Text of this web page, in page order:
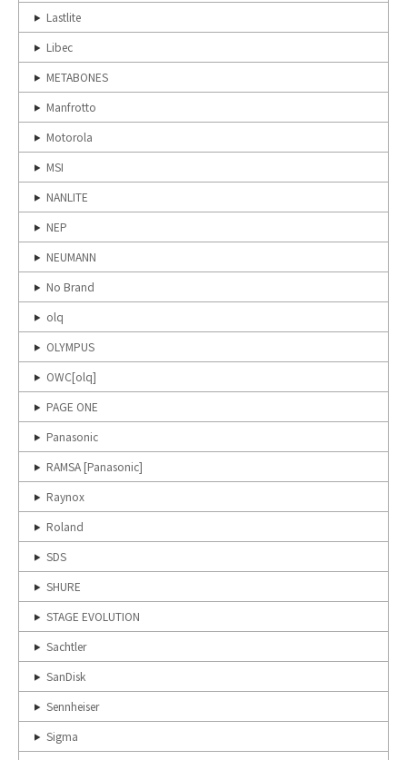
Lastlite
Libec
METABONES
Manfrotto
Motorola
MSI
NANLITE
NEP
NEUMANN
No Brand
olq
OLYMPUS
OWC[olq]
PAGE ONE
Panasonic
RAMSA [Panasonic]
Raynox
Roland
SDS
SHURE
STAGE EVOLUTION
Sachtler
SanDisk
Sennheiser
Sigma